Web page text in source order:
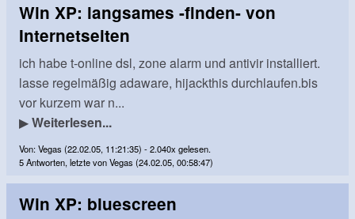
Win XP: langsames -finden- von
Internetseiten
ich habe t-online dsl, zone alarm und antivir installiert.
lasse regelmäßig adaware, hijackthis durchlaufen.bis
vor kurzem war n...
▶Weiterlesen...
Von: Vegas (22.02.05, 11:21:35) - 2.040x gelesen.
5 Antworten, letzte von Vegas (24.02.05, 00:58:47)
Win XP: bluescreen